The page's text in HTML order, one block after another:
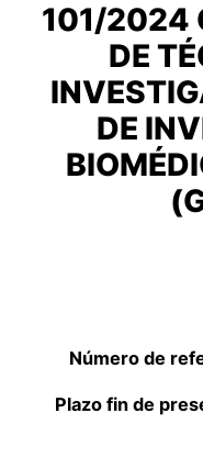
101/2024
DE
DE
Número de
Plazo fin de